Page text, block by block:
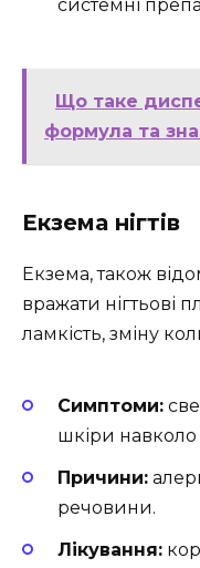
системні
Що таке
формула та
Екзема нігтів
Екзема, також
вражати нігтьові
ламкість, зміну
Симптоми:
шкіри навколо
Причини:
речовини.
Лікування: